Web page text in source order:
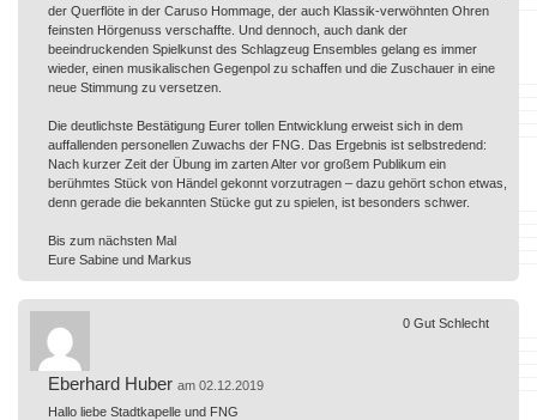
der Querflöte in der Caruso Hommage, der auch Klassik-verwöhnten Ohren
feinsten Hörgenuss verschaffte. Und dennoch, auch dank der
beeindruckenden Spielkunst des Schlagzeug Ensembles gelang es immer
wieder, einen musikalischen Gegenpol zu schaffen und die Zuschauer in eine
neue Stimmung zu versetzen.
Die deutlichste Bestätigung Eurer tollen Entwicklung erweist sich in dem
auffallenden personellen Zuwachs der FNG. Das Ergebnis ist selbstredend:
Nach kurzer Zeit der Übung im zarten Alter vor großem Publikum ein
berühmtes Stück von Händel gekonnt vorzutragen – dazu gehört schon etwas,
denn gerade die bekannten Stücke gut zu spielen, ist besonders schwer.
Bis zum nächsten Mal
Eure Sabine und Markus
Eberhard Huber am 02.12.2019
Hallo liebe Stadtkapelle und FNG
0 Gut Schlecht